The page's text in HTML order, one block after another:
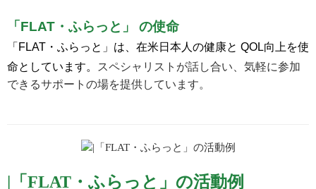
「FLAT・ふらっと」 の使命
「FLAT・ふらっと」は、在米日本人の健康と QOL向上を使
命としています。
スペシャリストが話し合い、気軽に参加
できるサポートの場を提供しています。
| 「 FLAT・ふらっと」の活動例